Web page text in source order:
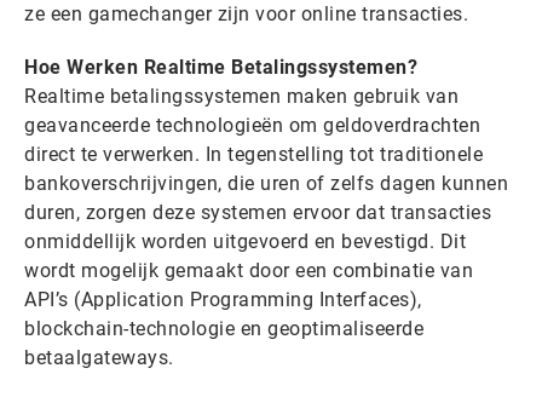
ze een gamechanger zijn voor online transacties.
Hoe Werken Realtime Betalingssystemen?
Realtime betalingssystemen maken gebruik van
geavanceerde technologieën om geldoverdrachten
direct te verwerken. In tegenstelling tot traditionele
bankoverschrijvingen, die uren of zelfs dagen kunnen
duren, zorgen deze systemen ervoor dat transacties
onmiddellijk worden uitgevoerd en bevestigd. Dit
wordt mogelijk gemaakt door een combinatie van
API’s (Application Programming Interfaces),
blockchain-technologie en geoptimaliseerde
betaalgateways.